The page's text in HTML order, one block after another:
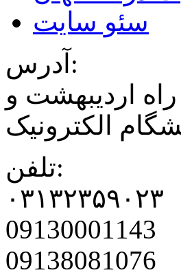
سئو سایت
آدرس:
اردیبهشت و
الکترونیک
تلفن:
۰۳۱۳۲۳۵۹۰۲۳
09130001143
09138081076